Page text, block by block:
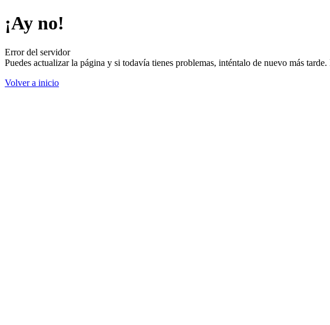
¡Ay no!
Error del servidor
Puedes actualizar la página y si todavía tienes problemas, inténtalo de nuevo más
Volver a inicio